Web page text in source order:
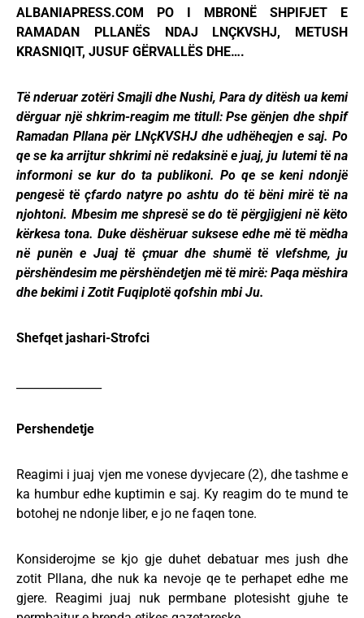
ALBANIAPRESS.COM PO I MBRONË SHPIFJET E
RAMADAN PLLANËS NDAJ LNÇKVSHJ, METUSH
KRASNIQIT, JUSUF GËRVALLËS DHE….
Të nderuar zotëri Smajli dhe Nushi, Para dy ditësh ua kemi
dërguar një shkrim-reagim me titull: Pse gënjen dhe shpif
Ramadan Pllana për LNçKVSHJ dhe udhëheqjen e saj. Po
qe se ka arrijtur shkrimi në redaksinë e juaj, ju lutemi të na
informoni se kur do ta publikoni. Po qe se keni ndonjë
pengesë të çfardo natyre po ashtu do të bëni mirë të na
njohtoni. Mbesim me shpresë se do të përgjigjeni në këto
kërkesa tona. Duke dëshëruar suksese edhe më të mëdha
në punën e Juaj të çmuar dhe shumë të vlefshme, ju
përshëndesim me përshëndetjen më të mirë: Paqa mëshira
dhe bekimi i Zotit Fuqiplotë qofshin mbi Ju.
Shefqet jashari-Strofci
Pershendetje
Reagimi i juaj vjen me vonese dyvjecare (2), dhe tashme e
ka humbur edhe kuptimin e saj. Ky reagim do te mund te
botohej ne ndonje liber, e jo ne faqen tone.
Konsiderojme se kjo gje duhet debatuar mes jush dhe
zotit Pllana, dhe nuk ka nevoje qe te perhapet edhe me
gjere. Reagimi juaj nuk permbane plotesisht gjuhe te